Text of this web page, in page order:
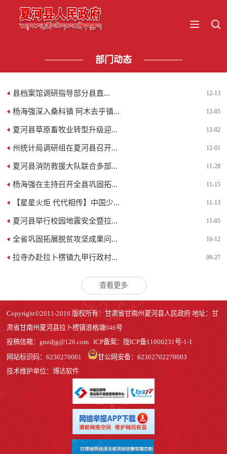
部门动态
12-13
​县档案馆调研指导部分县直...
12-05
杨海强深入桑科镇 阿木去乎镇...
12-02
夏河县草原畜牧业转型升级迎...
12-01
州统计局调研组在夏河县召开...
11-28
夏河县消防救援大队联合多部...
11-15
杨海强在主持召开全县巩固拓...
11-13
【星星火炬 代代相传】中国少...
11-05
夏河县举行校园地震安全暨拉...
10-12
全省巩固拓展脱贫攻坚成果问...
09-27
拉寺办赴拉卜楞镇九甲行政村...
查看更多
Copyright©2011-2016 版权所有：甘肃省甘南州夏河县人民政府 地址：甘
肃省甘南州夏河县拉卜楞镇浪格塘046号
投稿信箱：gnzdjg@126.com ICP备案： 陇ICP备11000231号-1-1
网站标识码：6230270001
甘公网安备：62302702270003
技术维护单位：博达软件